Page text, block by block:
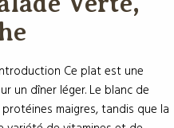
Ce plat est une
dîner léger. Le blanc de
variété de vitamines et de
de fraîcheur et de